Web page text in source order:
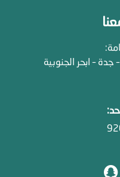
جدة – ابحر الجنوبية